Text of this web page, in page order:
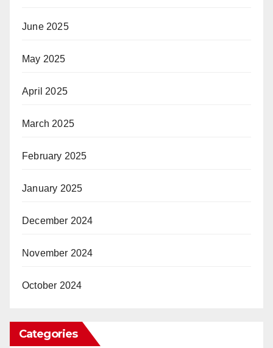
June 2025
May 2025
April 2025
March 2025
February 2025
January 2025
December 2024
November 2024
October 2024
Categories